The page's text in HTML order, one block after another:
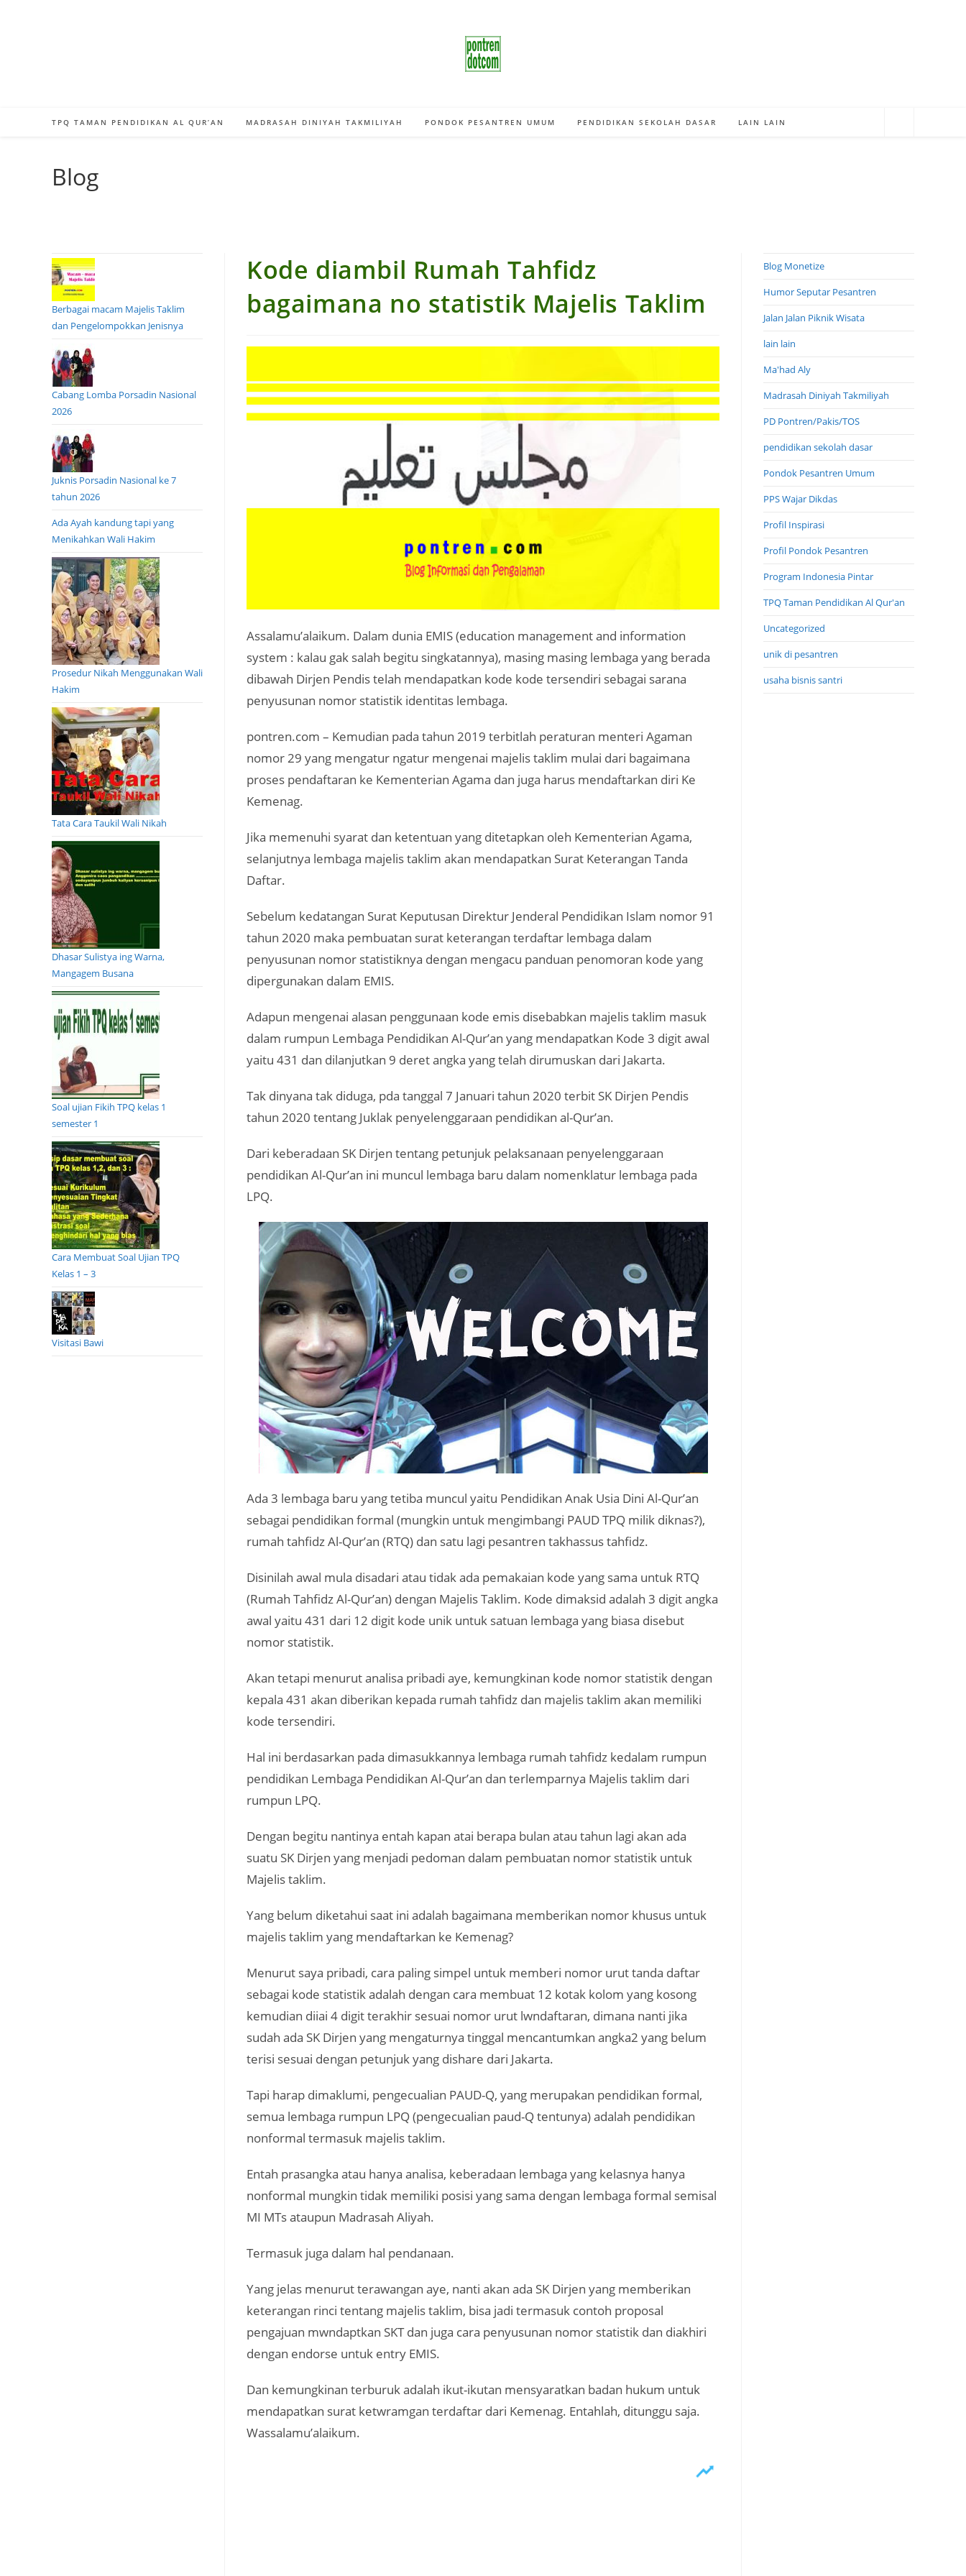
TPQ TAMAN PENDIDIKAN AL QUR’AN MADRASAH DINIYAH TAKMILIYAH PONDOK PESANTREN UMUM PENDIDIKAN SEKOLAH DASAR LAIN LAIN
Blog
Kode diambil Rumah Tahfidz
bagaimana no statistik Majelis Taklim
Assalamu’alaikum. Dalam dunia EMIS (education management and information
system : kalau gak salah begitu singkatannya), masing masing lembaga yang berada
dibawah Dirjen Pendis telah mendapatkan kode kode tersendiri sebagai sarana
penyusunan nomor statistik identitas lembaga.
pontren.com – Kemudian pada tahun 2019 terbitlah peraturan menteri Agaman
nomor 29 yang mengatur ngatur mengenai majelis taklim mulai dari bagaimana
proses pendaftaran ke Kementerian Agama dan juga harus mendaftarkan diri Ke
Kemenag.
Jika memenuhi syarat dan ketentuan yang ditetapkan oleh Kementerian Agama,
selanjutnya lembaga majelis taklim akan mendapatkan Surat Keterangan Tanda
Daftar.
Sebelum kedatangan Surat Keputusan Direktur Jenderal Pendidikan Islam nomor 91
tahun 2020 maka pembuatan surat keterangan terdaftar lembaga dalam
penyusunan nomor statistiknya dengan mengacu panduan penomoran kode yang
dipergunakan dalam EMIS.
Adapun mengenai alasan penggunaan kode emis disebabkan majelis taklim masuk
dalam rumpun Lembaga Pendidikan Al-Qur’an yang mendapatkan Kode 3 digit awal
yaitu 431 dan dilanjutkan 9 deret angka yang telah dirumuskan dari Jakarta.
Tak dinyana tak diduga, pda tanggal 7 Januari tahun 2020 terbit SK Dirjen Pendis
tahun 2020 tentang Juklak penyelenggaraan pendidikan al-Qur’an.
Dari keberadaan SK Dirjen tentang petunjuk pelaksanaan penyelenggaraan
pendidikan Al-Qur’an ini muncul lembaga baru dalam nomenklatur lembaga pada
LPQ.
Ada 3 lembaga baru yang tetiba muncul yaitu Pendidikan Anak Usia Dini Al-Qur’an
sebagai pendidikan formal (mungkin untuk mengimbangi PAUD TPQ milik diknas?),
rumah tahfidz Al-Qur’an (RTQ) dan satu lagi pesantren takhassus tahfidz.
Disinilah awal mula disadari atau tidak ada pemakaian kode yang sama untuk RTQ
(Rumah Tahfidz Al-Qur’an) dengan Majelis Taklim. Kode dimaksid adalah 3 digit angka
awal yaitu 431 dari 12 digit kode unik untuk satuan lembaga yang biasa disebut
nomor statistik.
Akan tetapi menurut analisa pribadi aye, kemungkinan kode nomor statistik dengan
kepala 431 akan diberikan kepada rumah tahfidz dan majelis taklim akan memiliki
kode tersendiri.
Hal ini berdasarkan pada dimasukkannya lembaga rumah tahfidz kedalam rumpun
pendidikan Lembaga Pendidikan Al-Qur’an dan terlemparnya Majelis taklim dari
rumpun LPQ.
Dengan begitu nantinya entah kapan atai berapa bulan atau tahun lagi akan ada
suatu SK Dirjen yang menjadi pedoman dalam pembuatan nomor statistik untuk
Majelis taklim.
Yang belum diketahui saat ini adalah bagaimana memberikan nomor khusus untuk
majelis taklim yang mendaftarkan ke Kemenag?
Menurut saya pribadi, cara paling simpel untuk memberi nomor urut tanda daftar
sebagai kode statistik adalah dengan cara membuat 12 kotak kolom yang kosong
kemudian diiai 4 digit terakhir sesuai nomor urut lwndaftaran, dimana nanti jika
sudah ada SK Dirjen yang mengaturnya tinggal mencantumkan angka2 yang belum
terisi sesuai dengan petunjuk yang dishare dari Jakarta.
Tapi harap dimaklumi, pengecualian PAUD-Q, yang merupakan pendidikan formal,
semua lembaga rumpun LPQ (pengecualian paud-Q tentunya) adalah pendidikan
nonformal termasuk majelis taklim.
Entah prasangka atau hanya analisa, keberadaan lembaga yang kelasnya hanya
nonformal mungkin tidak memiliki posisi yang sama dengan lembaga formal semisal
MI MTs ataupun Madrasah Aliyah.
Termasuk juga dalam hal pendanaan.
Yang jelas menurut terawangan aye, nanti akan ada SK Dirjen yang memberikan
keterangan rinci tentang majelis taklim, bisa jadi termasuk contoh proposal
pengajuan mwndaptkan SKT dan juga cara penyusunan nomor statistik dan diakhiri
dengan endorse untuk entry EMIS.
Dan kemungkinan terburuk adalah ikut-ikutan mensyaratkan badan hukum untuk
mendapatkan surat ketwramgan terdaftar dari Kemenag. Entahlah, ditunggu saja.
Wassalamu’alaikum.
Berbagai macam Majelis Taklim
dan Pengelompokkan Jenisnya
Cabang Lomba Porsadin Nasional
2026
Juknis Porsadin Nasional ke 7
tahun 2026
Ada Ayah kandung tapi yang
Menikahkan Wali Hakim
Prosedur Nikah Menggunakan Wali
Hakim
Tata Cara Taukil Wali Nikah
Dhasar Sulistya ing Warna,
Mangagem Busana
Soal ujian Fikih TPQ kelas 1
semester 1
Cara Membuat Soal Ujian TPQ
Kelas 1 – 3
Visitasi Bawi
Blog Monetize
Humor Seputar Pesantren
Jalan Jalan Piknik Wisata
lain lain
Ma'had Aly
Madrasah Diniyah Takmiliyah
PD Pontren/Pakis/TOS
pendidikan sekolah dasar
Pondok Pesantren Umum
PPS Wajar Dikdas
Profil Inspirasi
Profil Pondok Pesantren
Program Indonesia Pintar
TPQ Taman Pendidikan Al Qur'an
Uncategorized
unik di pesantren
usaha bisnis santri